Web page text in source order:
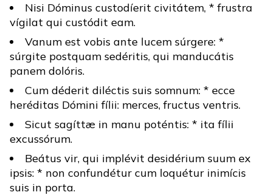
Nisi Dóminus custodíerit civitátem, * frustra
vígilat qui custódit eam.
Vanum est vobis ante lucem súrgere: *
súrgite postquam sedéritis, qui manducátis
panem dolóris.
Cum déderit diléctis suis somnum: * ecce
heréditas Dómini fílii: merces, fructus ventris.
Sicut sagíttæ in manu poténtis: * ita fílii
excussórum.
Beátus vir, qui implévit desidérium suum ex
ipsis: * non confundétur cum loquétur inimícis
suis in porta.